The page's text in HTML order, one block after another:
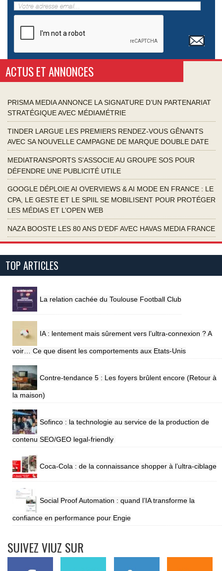
ACTUS ET ANNONCES
PRISMA MEDIA ANNONCE LA SIGNATURE D’UN PARTENARIAT
STRATÉGIQUE AVEC MÉDIAMÉTRIE
TINDER LARGUE LES PREMIERS RENDEZ-VOUS GÊNANTS
AVEC SA NOUVELLE CAMPAGNE DE MARQUE DOUBLE DATE
MEDIATRANSPORTS S’ASSOCIE AU GROUPE SOS POUR
DÉFENDRE UNE PUBLICITÉ UTILE
GOOGLE DÉPLOIE AI OVERVIEWS & AI MODE EN FRANCE : LE
CPA, LE GESTE ET LE SPIIL SE MOBILISENT POUR PROTÉGER
LES MÉDIAS ET L’OPEN WEB
NAZA BOOSTE LES 80 ANS D’EDF AVEC HAVAS MEDIA FRANCE
TOP ARTICLES
La relation cachée du Toulouse Football Club
IA : lentement mais sûrement vers l’ultra-connexion ? A
voir… Ce que disent les comportements aux Etats-Unis
Contre-tendance 5 : Les foyers brûlent encore (Retour à
la maison)
Sofinco : la technologie au service de la production de
contenu SEO/GEO legal-friendly
Coca-Cola : de la connaissance shopper à l’ultra-ciblage
Social Proof Automation : quand l’IA transforme la
confiance en performance pour Engie
SUIVEZ VIUZ SUR